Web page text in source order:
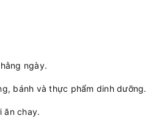
ngày.
bánh và thực phẩm dinh dưỡng.
ăn chay.